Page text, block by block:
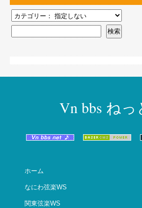
Vn bbs ねっ
ホーム
なにわ弦楽WS
関東弦楽WS